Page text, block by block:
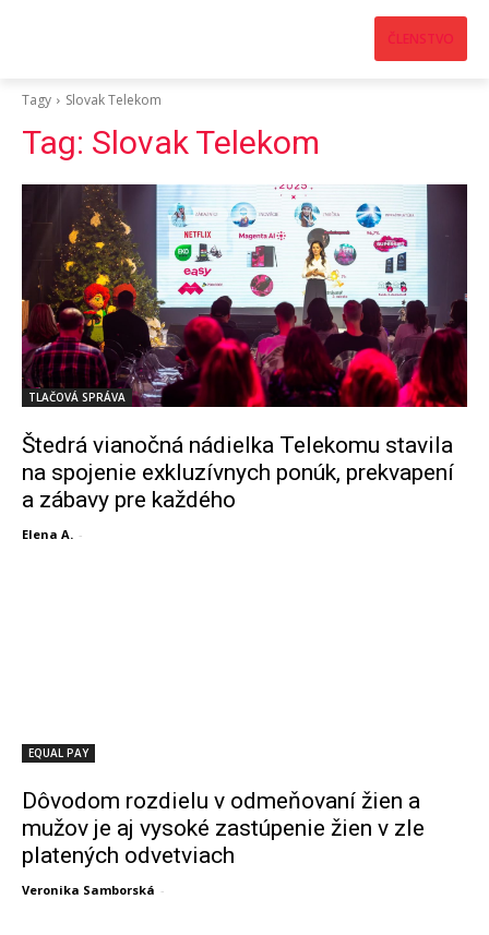
ČLENSTVO
Tagy Slovak Telekom
Tag: Slovak Telekom
TLAČOVÁ SPRÁVA
Štedrá vianočná nádielka Telekomu stavila
na spojenie exkluzívnych ponúk, prekvapení
a zábavy pre každého
Elena A. -
EQUAL PAY
Dôvodom rozdielu v odmeňovaní žien a
mužov je aj vysoké zastúpenie žien v zle
platených odvetviach
Veronika Samborská -